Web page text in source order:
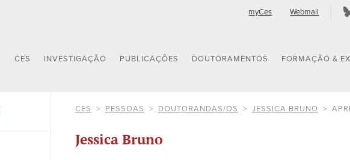
myCes Webmail
CES INVESTIGAÇÃO PUBLICAÇÕES DOUTORAMENTOS FORMAÇÃO &
CES PESSOAS DOUTORANDAS/OS JESSICA BRUNO
Jessica Bruno